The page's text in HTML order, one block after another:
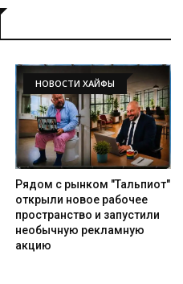
НОВОСТИ ХАЙФЫ
Рядом с рынком "Тальпиот"
открыли новое рабочее
пространство и запустили
необычную рекламную
акцию